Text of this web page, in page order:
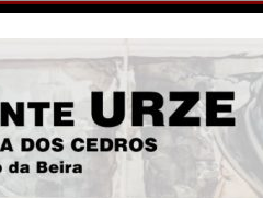
Circulação reposta de forma
condicionada na estrada
Parente, Tapadas e Chão
Sobral